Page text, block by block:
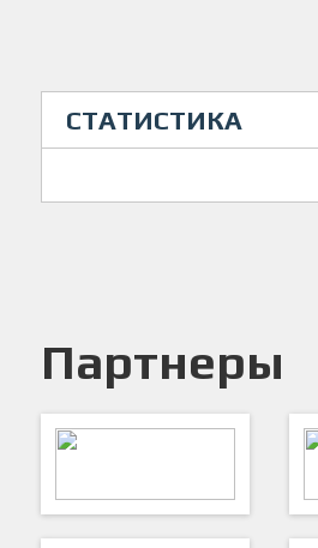
СТАТИСТИКА
Партнеры